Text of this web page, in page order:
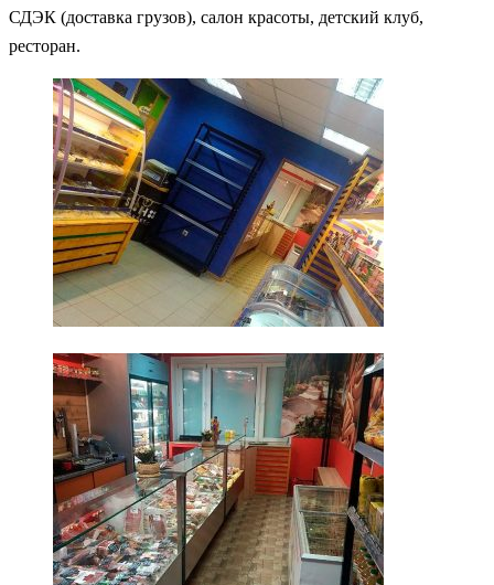
СДЭК (доставка грузов), салон красоты, детский клуб,
ресторан.